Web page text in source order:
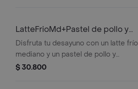
LatteFrioMd+Pastel de pollo y
champi
Disfruta tu desayuno con un latte frío
mediano y un pastel de pollo y
champiñones.
$ 30.800